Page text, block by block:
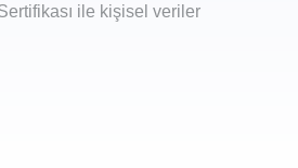
ile kişisel veriler